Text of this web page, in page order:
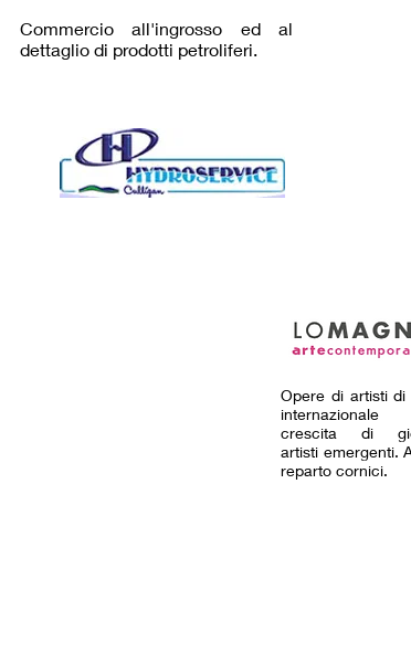
Commercio all'ingrosso ed al
dettaglio di prodotti petroliferi.
Opere di artisti di
crescita di
artisti emergenti.
reparto cornici.